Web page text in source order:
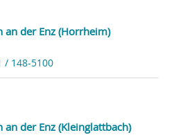
an der Enz (Horrheim)
/ 148-5100
der Enz (Kleinglattbach)